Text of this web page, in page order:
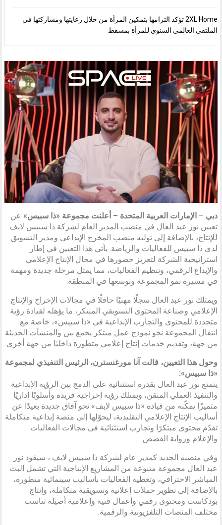
2XL Home تؤكد التزامها بتمكين المرأة من خلال رعايتها ومشاركتها في
الملتقى العالمي السنوي للمرأة بمسقط
دبي – الإمارات العربية المتحدة – أعلنت مجموعة «ذا سبيس» عن
تعيين نور عبد العال في منصب المدير العام لشركة ذا سبيس لايف
للإنتاج، بالإضافة إلى توليه منصب المخرج الإبداعي ومدير التسويق
لدى ذا سبيس للفعاليات والرياضة. يأتي هذا التعيين في إطار
استراتيجية الشركة لتعزيز حضورها في مجال الإنتاج الإعلامي
والإبداع الرقمي، وتنظيم الفعاليات، مما يمثل مرحلة جديدة ومهمة
في مسيرة نمو المجموعة وتوسعها في المنطقة.
ويمتلك نور عبد العال سجلًا مهنيًا حافلًا في مجالات الإخراج والإنتاج
الإعلامي وصناعة المحتوى التسويقي المبتكر، ما يؤهله لقيادة رؤية
متجددة للمحتوى والتجارب الإبداعية في «ذا سبيس»، خاصة مع
انتقال المجموعة نحو نموذج عمل مبتكر يجمع بين والمنشآت الحديثة
من جهة، وتقديم خدمات إنتاج إعلامي متطورة داخليًا من جهة أخرى.
وحول هذا التعيين، قالت آنا مورغنسترن، الرئيس التنفيذي لمجموعة
«ذا سبيس»:
يتمتع نور عبد العال بقدرة استثنائية على الدمج بين الرؤية الإبداعية
والتنفيذ العملي المتقن، ويمتلك رؤية إخراجية فريدة وأسلوبًا إداريًا
متميزًا يمكّنه من قيادة «ذا سبيس لايف» نحو آفاق جديدة بعيدًا عن
أساليب الإنتاج الإعلامي التقليدية، ليحوّلها إلى منصة إبداعية متكاملة
تقدّم محتوى مبتكرًا وتجارب استثنائية في مجالات الفعاليات
والإعلام ورواية القصص.
وفي منصبه الجديد كمدير عام لشركة ذا سبيس لايف ، سيقود نور
عبد العال مجموعة متنوعة من المشاريع الإنتاجية التي تشمل البث
المباشر الاحترافي، وتغطية الفعاليات بأساليب سينمائية متطورة،
بالإضافة إلى تطوير حملات إعلانية وتسويقية متكاملة، وإنتاج
بودكاست ومحتوى رقمي وأعمال فنية وإعلامية أصيلة تناسب
مختلف المنصات التلفزيونية والرقمية.